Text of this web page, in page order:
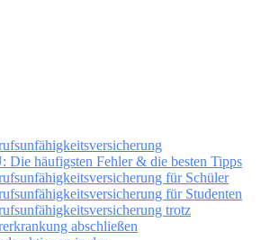
Die häufigsten Fehler & die besten Tipps
für Schüler
für Studenten
trotz
abschließen